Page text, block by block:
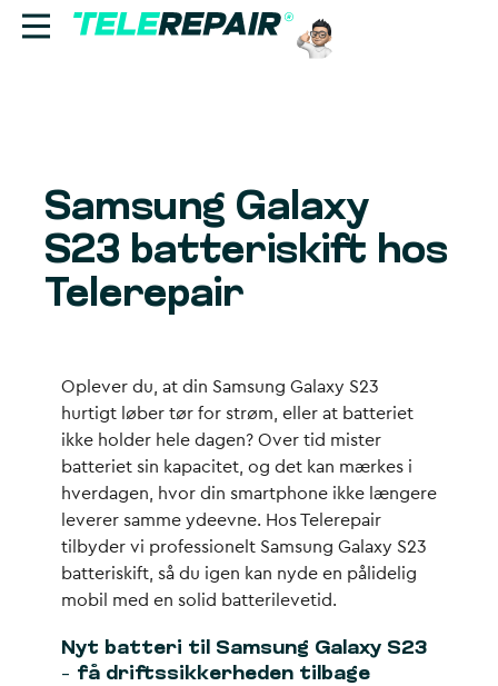
Find butik
Erhverv
Samsung Galaxy
S23 batteriskift hos
Telerepair
Oplever du, at din Samsung Galaxy S23
hurtigt løber tør for strøm, eller at batteriet
ikke holder hele dagen? Over tid mister
batteriet sin kapacitet, og det kan mærkes i
hverdagen, hvor din smartphone ikke længere
leverer samme ydeevne. Hos Telerepair
tilbyder vi professionelt Samsung Galaxy S23
batteriskift, så du igen kan nyde en pålidelig
mobil med en solid batterilevetid.
Nyt batteri til Samsung Galaxy S23
– få driftssikkerheden tilbage